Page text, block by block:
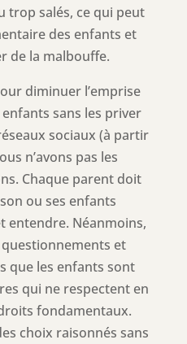
trop salés, ce qui peut
des enfants et
de la malbouffe.
diminuer l’emprise
sans les priver
sociaux (à partir
n’avons pas les
Chaque parent doit
ou ses enfants
entendre. Néanmoins,
et
que les enfants sont
qui ne respectent en
fondamentaux.
choix raisonnés sans